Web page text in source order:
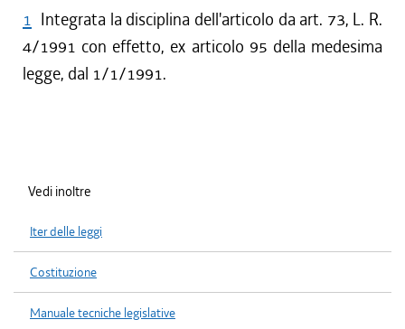
1 Integrata la disciplina dell'articolo da art. 73, L. R.
4/1991 con effetto, ex articolo 95 della medesima
legge, dal 1/1/1991.
Vedi inoltre
Iter delle leggi
Costituzione
Manuale tecniche legislative